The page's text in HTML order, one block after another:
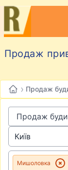
Продаж
› Продаж
Мишоловка